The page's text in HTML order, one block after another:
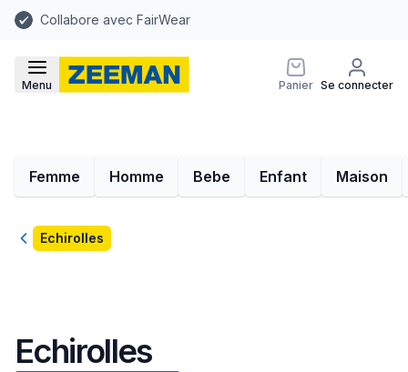
Collabore avec FairWear
Menu Panier Se connecter
Femme Homme Bebe Enfant Maison
RetourEchirolles
Echirolles